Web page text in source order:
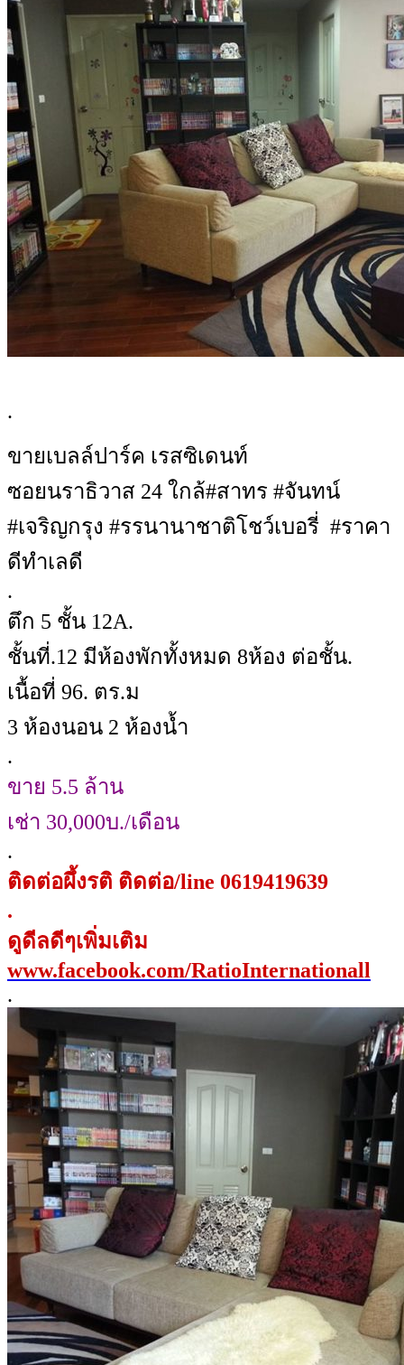
.
ขายเบลล์ปาร์ค เรสซิเดนท์
ซอยนราธิวาส 24 ใกล้#สาทร #จันทน์
#เจริญกรุง #รรนานาชาติโชว์เบอรี่ #ราคา
ดีทำเลดี
.
ตึก 5 ชั้น 12A.
ชั้นที่.12 มีห้องพักทั้งหมด 8ห้อง ต่อชั้น.
เนื้อที่ 96. ตร.ม
3 ห้องนอน 2 ห้องน้ำ
.
ขาย 5.5 ล้าน
เช่า 30,000บ./เดือน
.
ติดต่อผึ้งรติ ติดต่อ/line 0619419639
.
ดูดีลดีๆเพิ่มเติม
www.facebook.com/RatioInternationall
.